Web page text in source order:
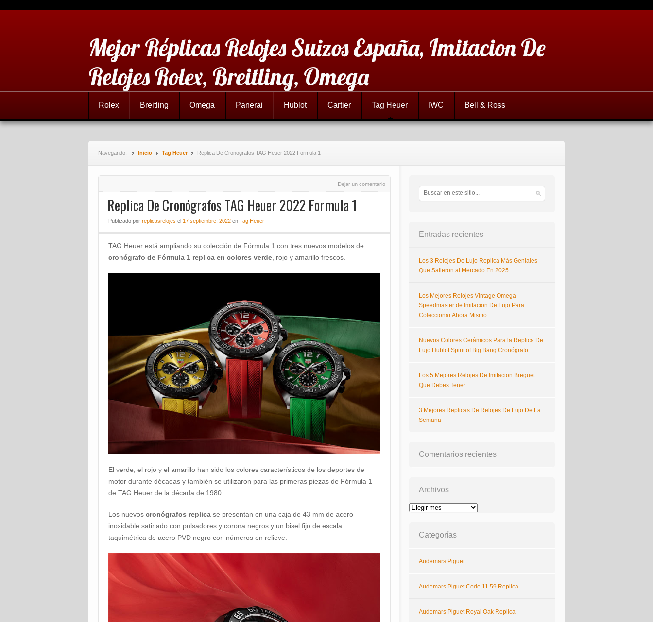
Mejor Réplicas Relojes Suizos España, Imitacion De
Relojes Rolex, Breitling, Omega
Rolex Breitling Omega Panerai Hublot Cartier Tag Heuer IWC Bell & Ross
Navegando: Inicio Tag Heuer Replica De Cronógrafos TAG Heuer 2022 Formula 1
Dejar un comentario
Replica De Cronógrafos TAG Heuer 2022 Formula 1
Publicado por replicasrelojes el 17 septiembre, 2022 en Tag Heuer
TAG Heuer está ampliando su colección de Fórmula 1 con tres nuevos modelos de
cronógrafo de Fórmula 1 replica en colores verde , rojo y amarillo frescos.
El verde, el rojo y el amarillo han sido los colores característicos de los deportes de
motor durante décadas y también se utilizaron para las primeras piezas de Fórmula 1
de TAG Heuer de la década de 1980.
Los nuevos cronógrafos replica se presentan en una caja de 43 mm de acero
inoxidable satinado con pulsadores y corona negros y un bisel fijo de escala
taquimétrica de acero PVD negro con números en relieve.
Entradas recientes
Los 3 Relojes De Lujo Replica Más Geniales
Que Salieron al Mercado En 2025
Los Mejores Relojes Vintage Omega
Speedmaster de Imitacion De Lujo Para
Coleccionar Ahora Mismo
Nuevos Colores Cerámicos Para la Replica De
Lujo Hublot Spirit of Big Bang Cronógrafo
Los 5 Mejores Relojes De Imitacion Breguet
Que Debes Tener
3 Mejores Replicas De Relojes De Lujo De La
Semana
Comentarios recientes
Archivos
Archivos
Categorías
Audemars Piguet
Audemars Piguet Code 11.59 Replica
Audemars Piguet Royal Oak Replica